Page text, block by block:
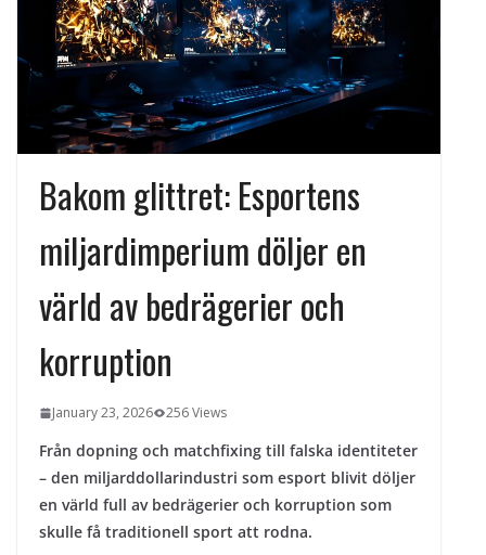
kvällens underhållning på nya sätt
ForMotion – ortopedteknik och
bandagist i Sverige
Det fysiologiska teknikskiftet: Den
medicinska utvecklingen öppnar nya
dörrar
Bakom glittret: Esportens
miljardimperium döljer en
värld av bedrägerier och
korruption
January 23, 2026 256 Views
Från dopning och matchfixing till falska identiteter
– den miljarddollarindustri som esport blivit döljer
en värld full av bedrägerier och korruption som
skulle få traditionell sport att rodna.